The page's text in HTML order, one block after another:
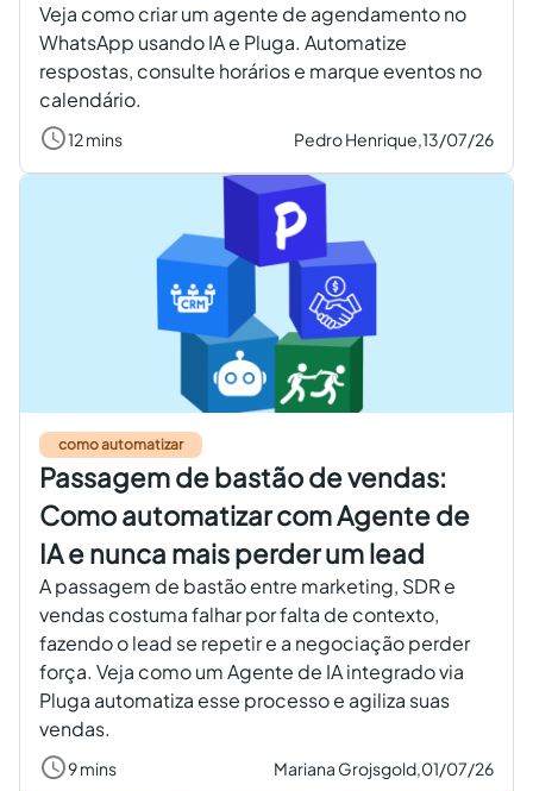
Veja como criar um agente de agendamento no
WhatsApp usando IA e Pluga. Automatize
respostas, consulte horários e marque eventos no
calendário.
12 mins Pedro Henrique,13/07/26
como automatizar
Passagem de bastão de vendas:
Como automatizar com Agente de
IA e nunca mais perder um lead
A passagem de bastão entre marketing, SDR e
vendas costuma falhar por falta de contexto,
fazendo o lead se repetir e a negociação perder
força. Veja como um Agente de IA integrado via
Pluga automatiza esse processo e agiliza suas
vendas.
9 mins Mariana Grojsgold,01/07/26